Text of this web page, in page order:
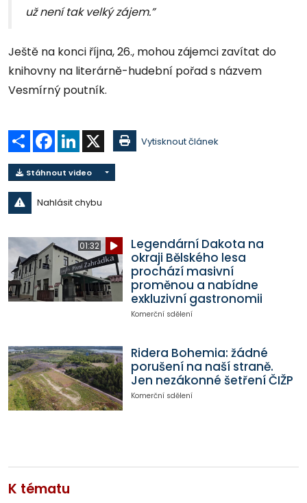
už není tak velký zájem.”
Ještě na konci října, 26., mohou zájemci zavítat do
knihovny na literárně-hudební pořad s názvem
Vesmírný poutník.
Sdílet Facebook
LinkedIn Vytisknout článek
Stáhnout video
Nahlásit chybu
01:32
Legendární Dakota na
okraji Bělského lesa
prochází masivní
proměnou a nabídne
exkluzivní gastronomii
Komerční sdělení
Ridera Bohemia: žádné
porušení na naší straně.
Jen nezákonné šetření ČIŽP
Komerční sdělení
K tématu